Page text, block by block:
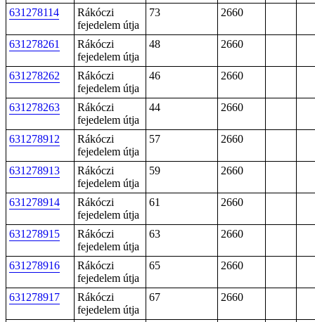
631278114
Rákóczi
fejedelem útja
73 2660
631278261
Rákóczi
fejedelem útja
48 2660
631278262
Rákóczi
fejedelem útja
46 2660
631278263
Rákóczi
fejedelem útja
44 2660
631278912
Rákóczi
fejedelem útja
57 2660
631278913
Rákóczi
fejedelem útja
59 2660
631278914
Rákóczi
fejedelem útja
61 2660
631278915
Rákóczi
fejedelem útja
63 2660
631278916
Rákóczi
fejedelem útja
65 2660
631278917
Rákóczi
fejedelem útja
67 2660